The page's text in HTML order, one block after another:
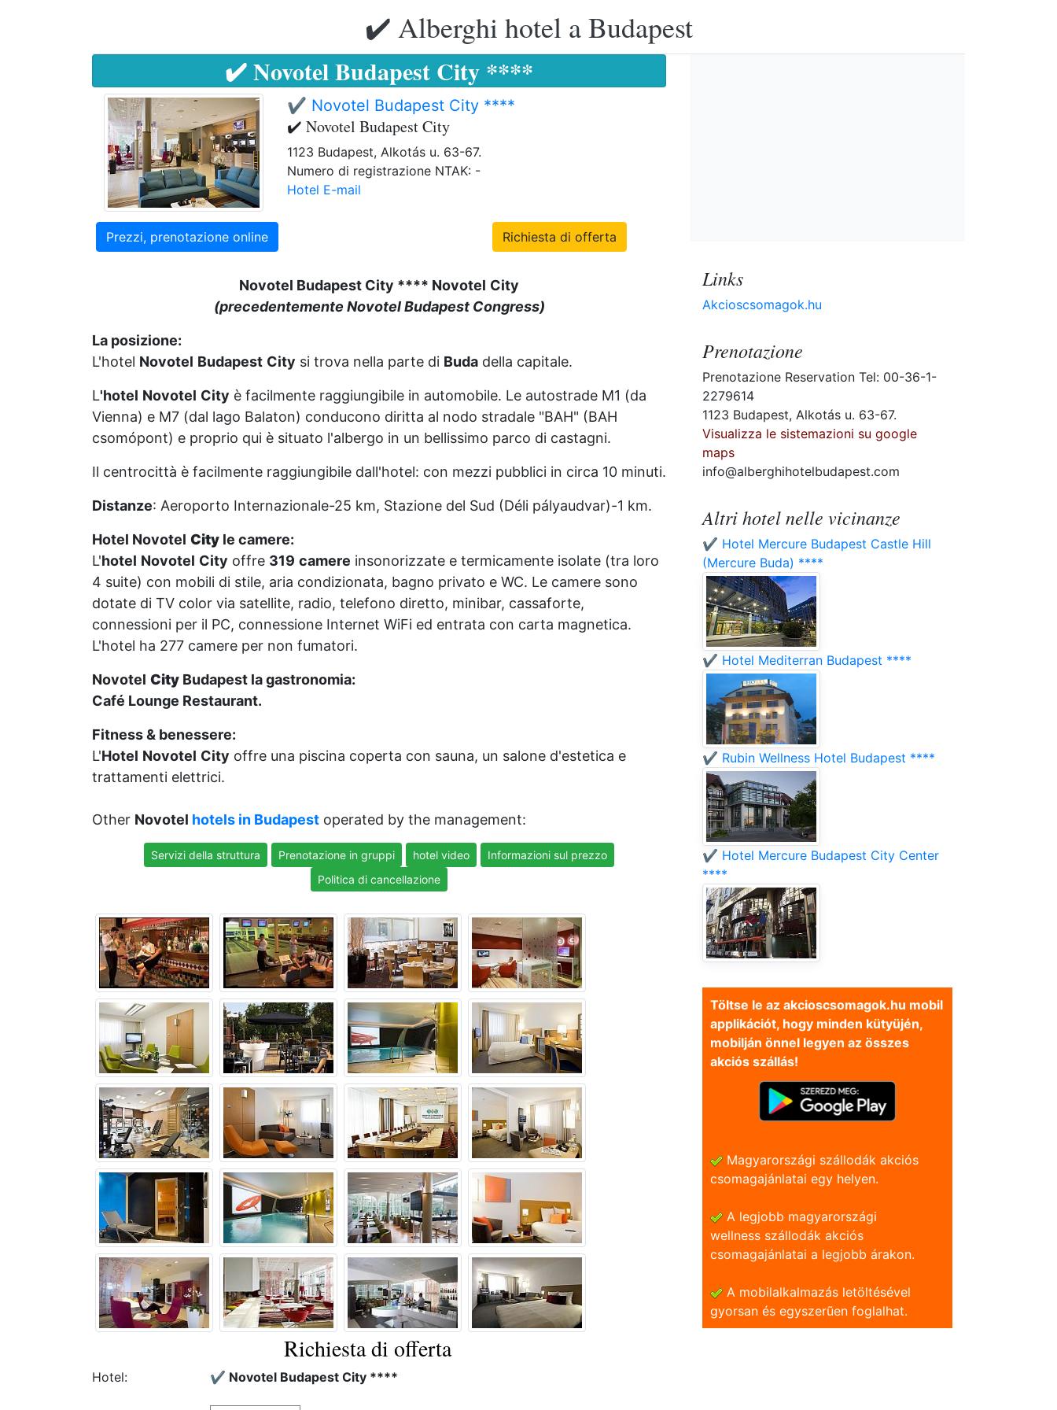
✔️ Alberghi hotel a Budapest
✔️ Novotel Budapest City ****
✔️ Novotel Budapest City ****
✔️ Novotel Budapest City
1123 Budapest, Alkotás u. 63-67.
Numero di registrazione NTAK: -
Hotel E-mail
Prezzi, prenotazione online Richiesta di offerta
Novotel Budapest City **** Novotel City
(precedentemente Novotel Budapest Congress)
La posizione:
L'hotel Novotel Budapest City si trova nella parte di Buda della capitale.
L'hotel Novotel City è facilmente raggiungibile in automobile. Le autostrade M1 (da
Vienna) e M7 (dal lago Balaton) conducono diritta al nodo stradale "BAH" (BAH
csomópont) e proprio qui è situato l'albergo in un bellissimo parco di castagni.
Il centrocittà è facilmente raggiungibile dall'hotel: con mezzi pubblici in circa 10 minuti.
Distanze: Aeroporto Internazionale-25 km, Stazione del Sud (Déli pályaudvar)-1 km.
Hotel Novotel City le camere:
L'hotel Novotel City offre 319 camere insonorizzate e termicamente isolate (tra loro
4 suite) con mobili di stile, aria condizionata, bagno privato e WC. Le camere sono
dotate di TV color via satellite, radio, telefono diretto, minibar, cassaforte,
connessioni per il PC, connessione Internet WiFi ed entrata con carta magnetica.
L'hotel ha 277 camere per non fumatori.
Novotel City Budapest la gastronomia:
Café Lounge Restaurant.
Fitness & benessere:
L'Hotel Novotel City offre una piscina coperta con sauna, un salone d'estetica e
trattamenti elettrici.
Other Novotel hotels in Budapest operated by the management:
Servizi della struttura Prenotazione in gruppi hotel video
Informazioni sul prezzo
Politica di cancellazione
Richiesta di offerta
Hotel: ✔️ Novotel Budapest City ****
Links
Akcioscsomagok.hu
Prenotazione
Prenotazione Reservation Tel: 00-36-1-
2279614
1123 Budapest, Alkotás u. 63-67.
Visualizza le sistemazioni su google
maps
info@alberghihotelbudapest.com
Altri hotel nelle vicinanze
✔️ Hotel Mercure Budapest Castle Hill
(Mercure Buda) ****
✔️ Hotel Mediterran Budapest ****
✔️ Rubin Wellness Hotel Budapest ****
✔️ Hotel Mercure Budapest City Center
****
Töltse le az akcioscsomagok.hu mobil
applikációt, hogy minden kütyüjén,
mobilján önnel legyen az összes
akciós szállás!
Magyarországi szállodák akciós
csomagajánlatai egy helyen.
A legjobb magyarországi
wellness szállodák akciós
csomagajánlatai a legjobb árakon.
A mobilalkalmazás letöltésével
gyorsan és egyszerũen foglalhat.